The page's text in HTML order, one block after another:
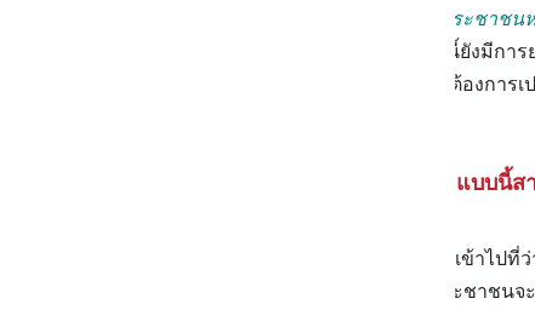
ถ้าหากทำบัตรประชาช
และที่สำคัญตอนนี้ยังมีการ
เป็นกรณีบัตรหาย, ต่ออายุบัตร หรือต้องการ
ทำบัตรประชาชนใหม่ ช่วงโควิดแบบนี้ส
สำหรับใครที่กำลังคิดว่าจะเดินดุ่มๆ เข้าไป
ช้าก่อน! เพราะตอนนี้การทำบัตรประชาชน